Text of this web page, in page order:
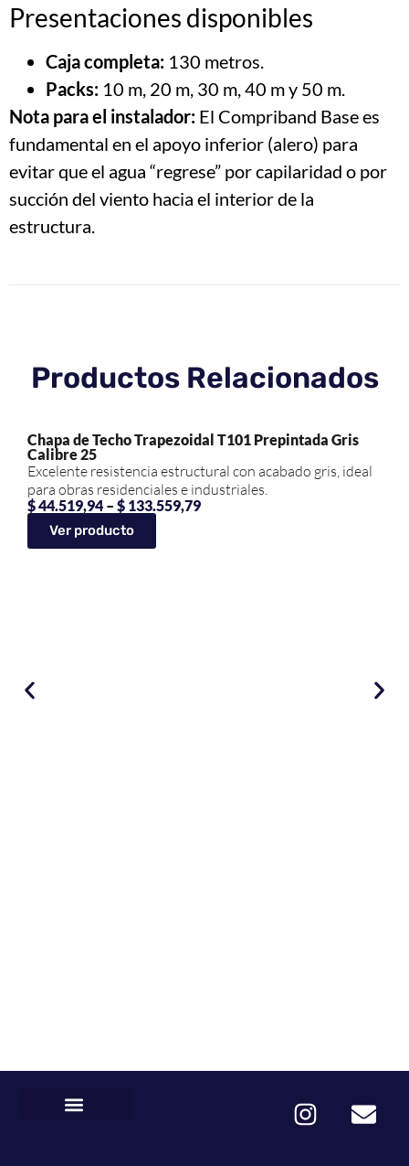
Presentaciones disponibles
Caja completa: 130 metros.
Packs: 10 m, 20 m, 30 m, 40 m y 50 m.
Nota para el instalador: El Compriband Base es
fundamental en el apoyo inferior (alero) para
evitar que el agua “regrese” por capilaridad o por
succión del viento hacia el interior de la
estructura.
Productos Relacionados
Chapa de Techo Trapezoidal T101 Prepintada Gris
Calibre 25
Excelente resistencia estructural con acabado gris, ideal
para obras residenciales e industriales.
$44.519,94 – $ 133.559,79
Ver producto